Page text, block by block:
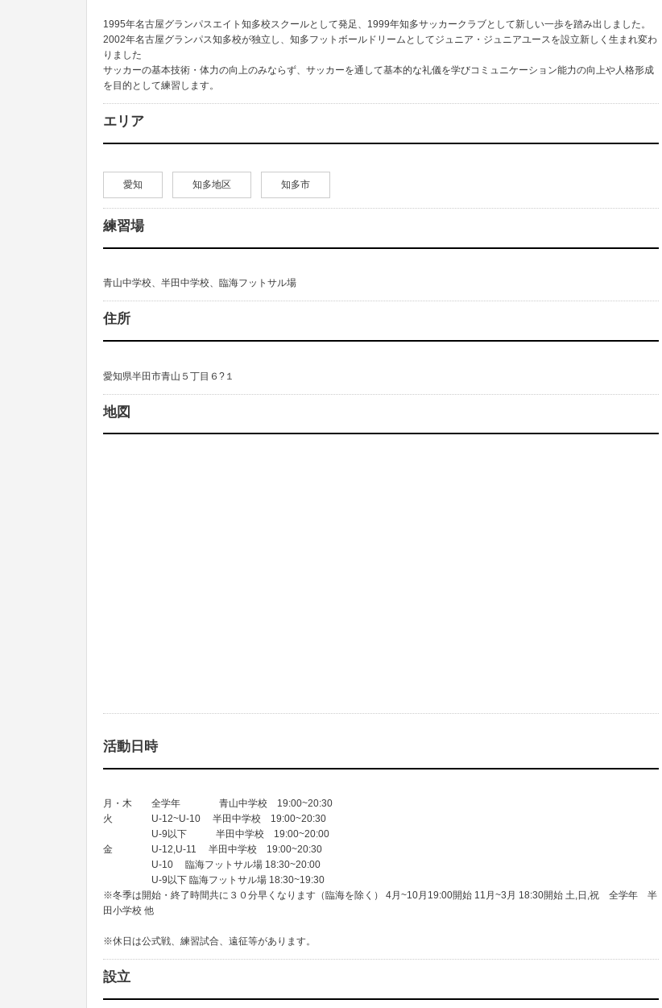
1995年名古屋グランパスエイト知多校スクールとして発足、1999年知多サッカークラブとして新しい一歩を踏み出しました。
2002年名古屋グランパス知多校が独立し、知多フットボールドリームとしてジュニア・ジュニアユースを設立新しく生まれ変わ
りました
サッカーの基本技術・体力の向上のみならず、サッカーを通して基本的な礼儀を学びコミュニケーション能力の向上や人格形成
を目的として練習します。
エリア
愛知 知多地区 知多市
練習場
青山中学校、半田中学校、臨海フットサル場
住所
愛知県半田市青山５丁目６?１
地図
活動日時
月・木 全学年 青山中学校 19:00~20:30
火 U-12~U-10 半田中学校 19:00~20:30
U-9以下 半田中学校 19:00~20:00
金 U-12,U-11 半田中学校 19:00~20:30
U-10 臨海フットサル場 18:30~20:00
U-9以下 臨海フットサル場 18:30~19:30
※冬季は開始・終了時間共に３０分早くなります（臨海を除く） 4月~10月19:00開始 11月~3月 18:30開始 土,日,祝 全学年 半
田小学校 他
※休日は公式戦、練習試合、遠征等があります。
設立